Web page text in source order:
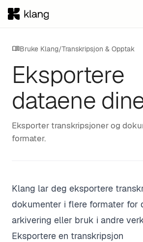
menu_bookBruke Klang/Transkripsjon & Opptak
Eksportere
dataene
Eksporter transkripsjoner og
formater.
Klang lar deg eksportere
dokumenter i flere formater for
arkivering eller bruk i andre
Eksportere en transkripsjon